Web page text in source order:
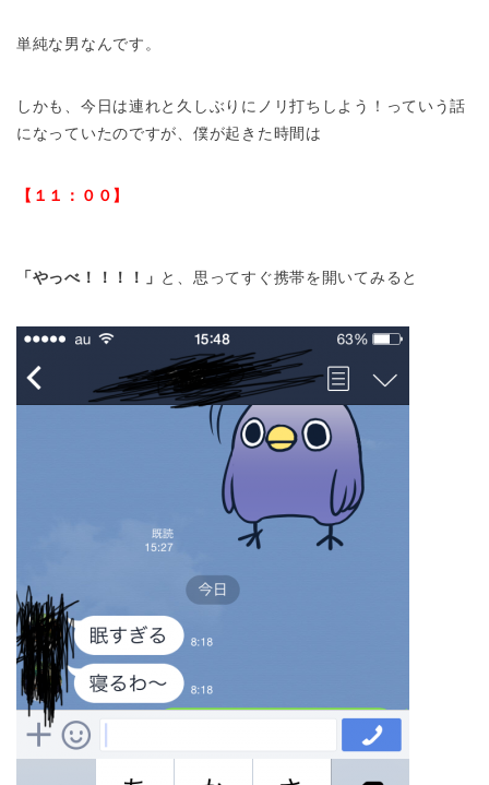
単純な男なんです。
しかも、今日は連れと久しぶりにノリ打ちしよう！っていう話
になっていたのですが、僕が起きた時間は
【１１：００】
「やっべ！！！！」 と、思ってすぐ携帯を開いてみると